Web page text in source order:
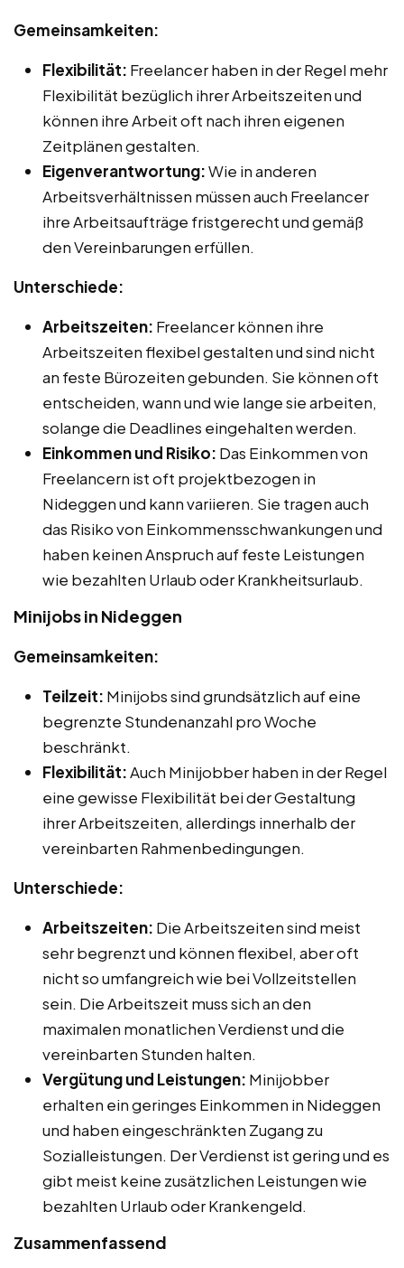
Gemeinsamkeiten:
Flexibilität: Freelancer haben in der Regel mehr
Flexibilität bezüglich ihrer Arbeitszeiten und
können ihre Arbeit oft nach ihren eigenen
Zeitplänen gestalten.
Eigenverantwortung:Wie in anderen
Arbeitsverhältnissen müssen auch Freelancer
ihre Arbeitsaufträge fristgerecht und gemäß
den Vereinbarungen erfüllen.
Unterschiede:
Arbeitszeiten: Freelancer können ihre
Arbeitszeiten flexibel gestalten und sind nicht
an feste Bürozeiten gebunden. Sie können oft
entscheiden, wann und wie lange sie arbeiten,
solange die Deadlines eingehalten werden.
Einkommen und Risiko: Das Einkommen von
Freelancern ist oft projektbezogen in
Nideggen und kann variieren. Sie tragen auch
das Risiko von Einkommensschwankungen und
haben keinen Anspruch auf feste Leistungen
wie bezahlten Urlaub oder Krankheitsurlaub.
Minijobs in Nideggen
Gemeinsamkeiten:
Teilzeit: Minijobs sind grundsätzlich auf eine
begrenzte Stundenanzahl pro Woche
beschränkt.
Flexibilität:Auch Minijobber haben in der Regel
eine gewisse Flexibilität bei der Gestaltung
ihrer Arbeitszeiten, allerdings innerhalb der
vereinbarten Rahmenbedingungen.
Unterschiede:
Arbeitszeiten: Die Arbeitszeiten sind meist
sehr begrenzt und können flexibel, aber oft
nicht so umfangreich wie bei Vollzeitstellen
sein. Die Arbeitszeit muss sich an den
maximalen monatlichen Verdienst und die
vereinbarten Stunden halten.
Vergütung und Leistungen: Minijobber
erhalten ein geringes Einkommen in Nideggen
und haben eingeschränkten Zugang zu
Sozialleistungen. Der Verdienst ist gering und es
gibt meist keine zusätzlichen Leistungen wie
bezahlten Urlaub oder Krankengeld.
Zusammenfassend